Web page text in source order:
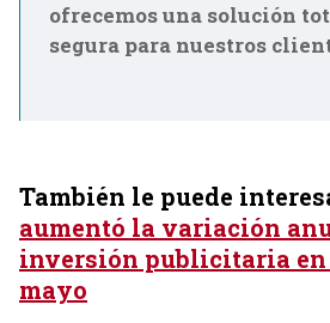
ofrecemos una solución
segura para nuestros
También le puede
aumentó la variación
inversión publicitaria en
mayo